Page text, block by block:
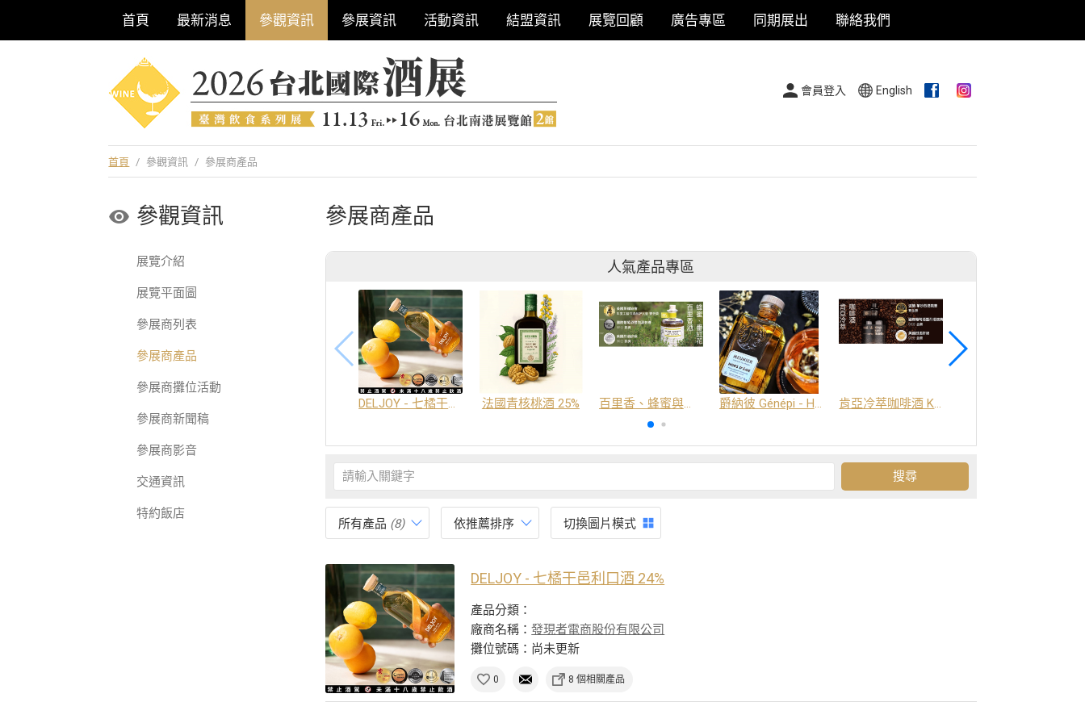
首頁 最新消息 參觀資訊 參展資訊 活動資訊 結盟資訊 展覽回顧 廣告專區 同期展出 聯絡我們
巡迴酒展系列
會員登入 English
首頁 / 參觀資訊 / 參展商產品
參觀資訊
展覽介紹
展覽平面圖
參展商列表
參展商產品
參展商攤位活動
參展商新聞稿
參展商影音
交通資訊
特約飯店
參展商產品
人氣產品專區
DELJOY - 七橘干邑利口酒 24% 法國青核桃酒 25% 百里香、蜂蜜與番紅花酒 爵納彼 Génépi - Hors d'Age (橡木桶陳釀) -阿爾卑斯山草本酒 肯亞冷萃咖啡酒 Kenya Coffee Brew
所有產品 (8) 依推薦排序 切換圖片模式
DELJOY - 七橘干邑利口酒 24%
產品分類：
廠商名稱：發現者電商股份有限公司
攤位號碼：尚未更新
0 8 個相關產品